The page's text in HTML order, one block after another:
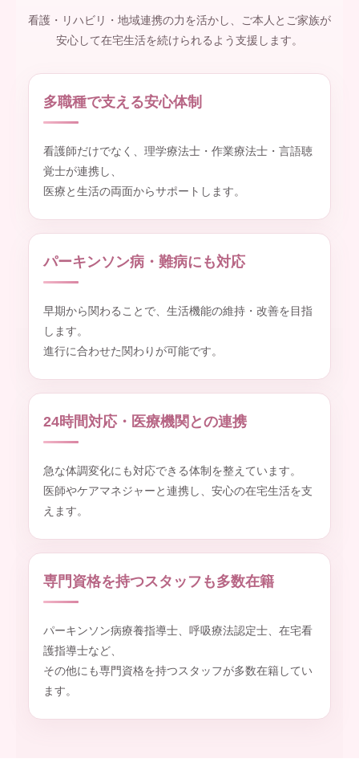
看護・リハビリ・地域連携の力を活かし、ご本人とご家族が
安心して在宅生活を続けられるよう支援します。
多職種で支える安心体制
看護師だけでなく、理学療法士・作業療法士・言語聴
覚士が連携し、
医療と生活の両面からサポートします。
パーキンソン病・難病にも対応
早期から関わることで、生活機能の維持・改善を目指
します。
進行に合わせた関わりが可能です。
24時間対応・医療機関との連携
急な体調変化にも対応できる体制を整えています。
医師やケアマネジャーと連携し、安心の在宅生活を支
えます。
専門資格を持つスタッフも多数在籍
パーキンソン病療養指導士、呼吸療法認定士、在宅看
護指導士など、
その他にも専門資格を持つスタッフが多数在籍してい
ます。